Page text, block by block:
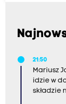
21:50
Mariusz
idzie w
składzie